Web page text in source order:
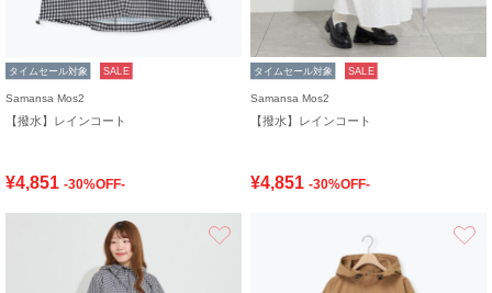
タイムセール対象 SALE
Samansa Mos2
【撥水】レインコート
¥4,851 -30%OFF-
タイムセール対象 SALE
Samansa Mos2
【撥水】レインコート
¥4,851 -30%OFF-